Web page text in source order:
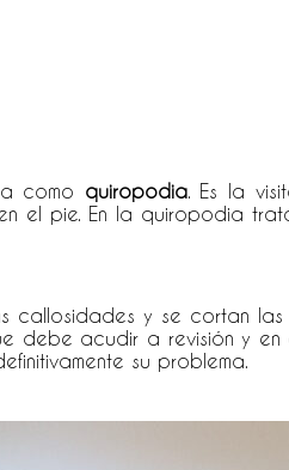
como quiropodia. Es la
el pie. En la quiropodia
callosidades y se cortan
acudir a revisión y en
su problema.